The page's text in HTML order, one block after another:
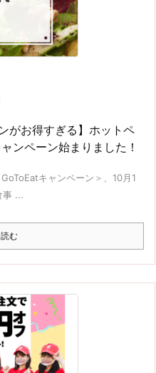
がお得すぎる】ホットペ
ンペーン始まりました！
キャンペーン＞、10月1
...
む